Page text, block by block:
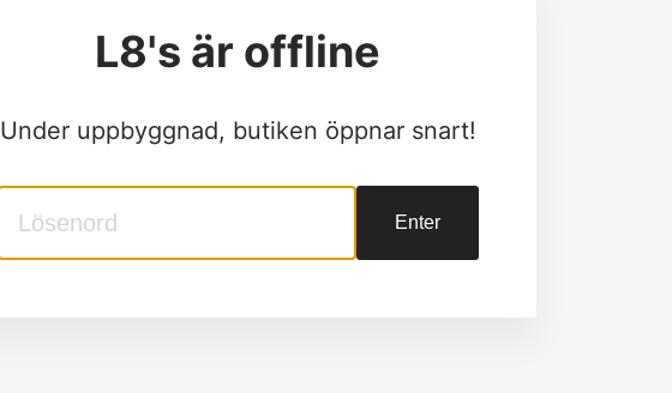
L8's är offline
Under uppbyggnad, butiken öppnar snart!
Enter